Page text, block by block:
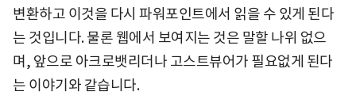
변환하고 이것을 다시 파워포인트에서 읽을 수 있게 된다
는 것입니다. 물론 웹에서 보여지는 것은 말할 나위 없으
며, 앞으로 아크로뱃리더나 고스트뷰어가 필요없게 된다
는 이야기와 같습니다.